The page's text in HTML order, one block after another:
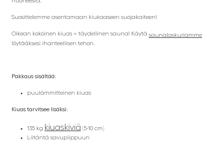
Suosittelemme asentamaan kiukaaseen suojakaiteen!
Oikean kokoinen kiuas = täydellinen sauna! Käytä saunalaskuriamme
löytääksesi ihanteellisen tehon.
Pakkaus sisältää:
puulämmitteinen kiuas
Kiuas tarvitsee lisäksi:
135 kg kiuaskiviä (5-10 cm)
Liitäntä savupiippuun